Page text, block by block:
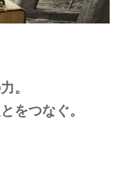
。
をつなぐ。